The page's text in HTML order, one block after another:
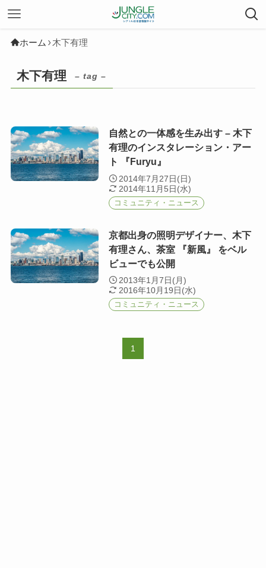
ホーム 木下有理
木下有理 – tag –
自然との一体感を生み出す – 木下
有理のインスタレーション・アー
ト 『Furyu』
2014年7月27日(日)
2014年11月5日(水)
コミュニティ・ニュース
京都出身の照明デザイナー、木下
有理さん、茶室 『新風』 をベル
ビューでも公開
2013年1月7日(月)
2016年10月19日(水)
コミュニティ・ニュース
1